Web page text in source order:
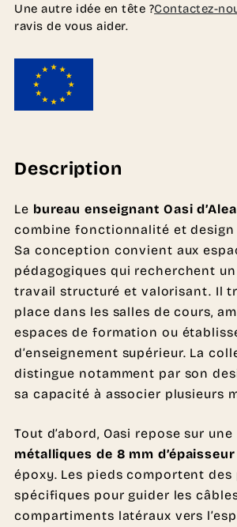
Une autre idée en tête ?Contactez-
ravis de vous aider.
Description
Le bureau enseignant Oasi
combine fonctionnalité et
Sa conception convient aux
pédagogiques qui recherchent
travail structuré et valorisant. Il
place dans les salles de cours,
espaces de formation ou
d’enseignement supérieur. La
distingue notamment par son
sa capacité à associer plusieurs
Tout d’abord, Oasi repose sur
métalliques de 8 mm d’épaisseur
époxy. Les pieds comportent des
spécifiques pour guider les
compartiments latéraux vers